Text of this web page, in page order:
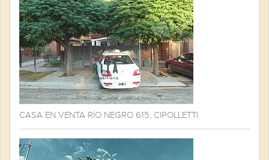
CASA EN VENTA RÍO NEGRO 615, CIPOLLETTI